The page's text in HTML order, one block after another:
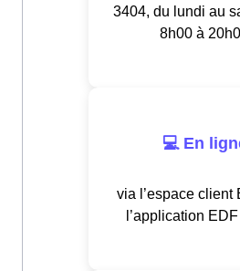
3404, du lundi au
8h00 à
💻 En
via l’espace client
l’application